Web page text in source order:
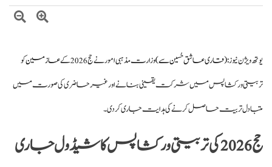
یوتھ ویژن نیوز:(قاری عاشق حُسین سے)وزارت مذہبی امور نے حج 2026 کے عازمینکو
تربیتی ورکشاپس میں شرکت یقینی بنانے اور غیر حاضری کی صورت میں
متبادل تربیت حاصل کرنے کی ہدایت جاری کر دی۔
حج 2026 کی تربیتی ورکشاپس کا شیڈول جاری